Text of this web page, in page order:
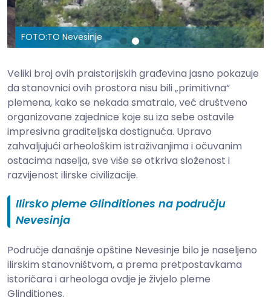
FOTO:TO Nevesinje
Veliki broj ovih praistorijskih građevina jasno pokazuje
da stanovnici ovih prostora nisu bili „primitivna“
plemena, kako se nekada smatralo, već društveno
organizovane zajednice koje su iza sebe ostavile
impresivna graditeljska dostignuća. Upravo
zahvaljujući arheološkim istraživanjima i očuvanim
ostacima naselja, sve više se otkriva složenost i
razvijenost ilirske civilizacije.
Ilirsko pleme Glinditiones na području
Nevesinja
Područje današnje opštine Nevesinje bilo je naseljeno
ilirskim stanovništvom, a prema pretpostavkama
istoričara i arheologa ovdje je živjelo pleme
Glinditiones.